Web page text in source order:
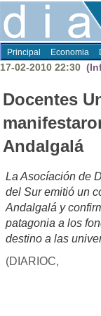
Principal Economia
17-02-2010 22:30
Docentes
Andalgalá
La Asocíación de
del Sur emitió un
Andalgalá y
patagonia a los
destino a las
(DIARIOC,